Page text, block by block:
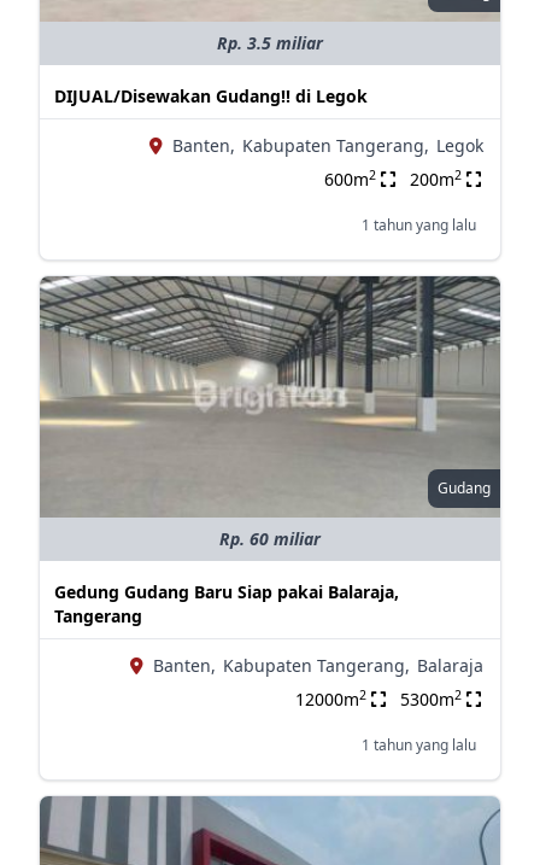
Rp. 3.5 miliar
DIJUAL/Disewakan Gudang!! di Legok
Banten, Kabupaten Tangerang, Legok
600m2 200m2
1 tahun yang lalu
Gudang
Rp. 60 miliar
Gedung Gudang Baru Siap pakai Balaraja,
Tangerang
Banten, Kabupaten Tangerang, Balaraja
12000m2 5300m2
1 tahun yang lalu